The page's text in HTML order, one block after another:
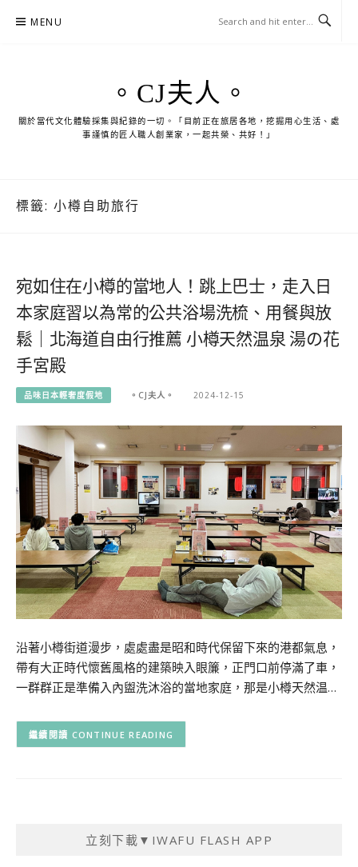
MENU
。CJ夫人。
關於當代文化體驗採集與紀錄的一切。「目前正在旅居各地，挖掘用心生活、處
事謹慎的匠人職人創業家，一起共榮、共好！」
標籤: 小樽自助旅行
宛如住在小樽的當地人！跳上巴士，走入日
本家庭習以為常的公共浴場洗梳、用餐與放
鬆｜北海道自由行推薦 小樽天然温泉 湯の花
手宮殿
品味日本輕奢度假地 。CJ夫人。 2024-12-15
沿著小樽街道漫步，處處盡是昭和時代保留下來的港都氣息，
帶有大正時代懷舊風格的建築映入眼簾，正門口前停滿了車，
一群群正是準備入內盥洗沐浴的當地家庭，那是小樽天然温…
CONTINUE READING
立刻下載▼IWAFU FLASH APP